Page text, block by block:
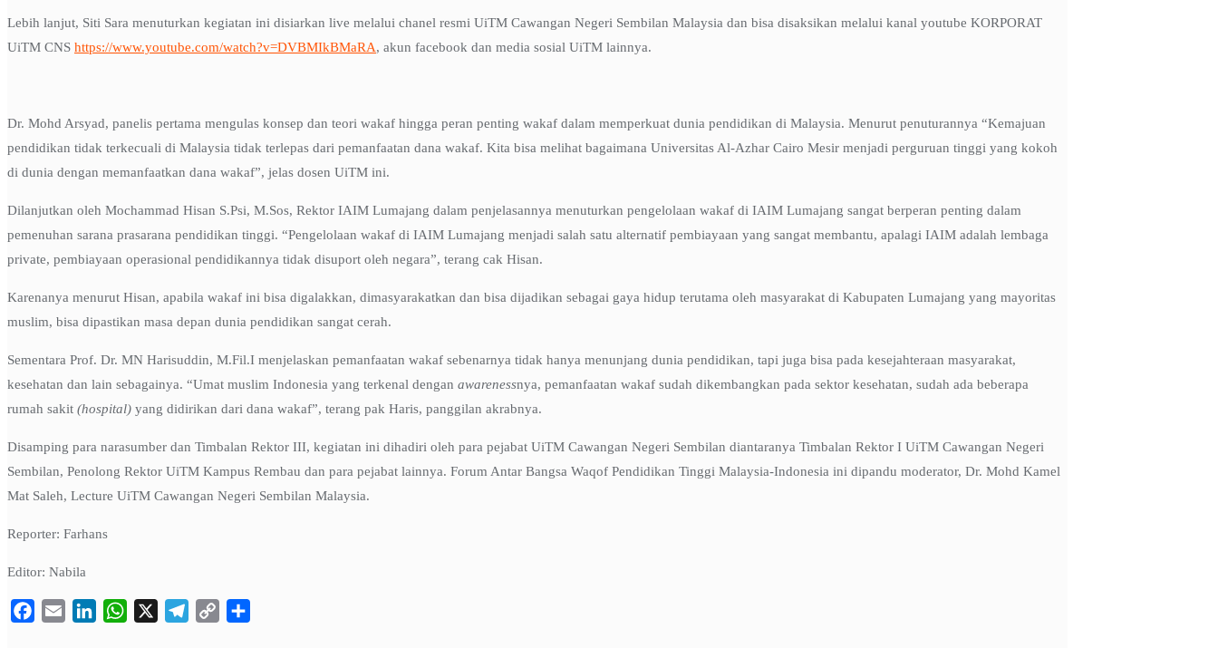
Lebih lanjut, Siti Sara menuturkan kegiatan ini disiarkan live melalui chanel resmi UiTM Cawangan Negeri Sembilan Malaysia dan bisa disaksikan melalui kanal youtube KORPORAT
UiTM CNS https://www.youtube.com/watch?v=DVBMIkBMaRA, akun facebook dan media sosial UiTM lainnya.
Dr. Mohd Arsyad, panelis pertama mengulas konsep dan teori wakaf hingga peran penting wakaf dalam memperkuat dunia pendidikan di Malaysia. Menurut penuturannya “Kemajuan
pendidikan tidak terkecuali di Malaysia tidak terlepas dari pemanfaatan dana wakaf. Kita bisa melihat bagaimana Universitas Al-Azhar Cairo Mesir menjadi perguruan tinggi yang kokoh
di dunia dengan memanfaatkan dana wakaf”, jelas dosen UiTM ini.
Dilanjutkan oleh Mochammad Hisan S.Psi, M.Sos, Rektor IAIM Lumajang dalam penjelasannya menuturkan pengelolaan wakaf di IAIM Lumajang sangat berperan penting dalam
pemenuhan sarana prasarana pendidikan tinggi. “Pengelolaan wakaf di IAIM Lumajang menjadi salah satu alternatif pembiayaan yang sangat membantu, apalagi IAIM adalah lembaga
private, pembiayaan operasional pendidikannya tidak disuport oleh negara”, terang cak Hisan.
Karenanya menurut Hisan, apabila wakaf ini bisa digalakkan, dimasyarakatkan dan bisa dijadikan sebagai gaya hidup terutama oleh masyarakat di Kabupaten Lumajang yang mayoritas
muslim, bisa dipastikan masa depan dunia pendidikan sangat cerah.
Sementara Prof. Dr. MN Harisuddin, M.Fil.I menjelaskan pemanfaatan wakaf sebenarnya tidak hanya menunjang dunia pendidikan, tapi juga bisa pada kesejahteraan masyarakat,
kesehatan dan lain sebagainya. “Umat muslim Indonesia yang terkenal dengan awarenessnya, pemanfaatan wakaf sudah dikembangkan pada sektor kesehatan, sudah ada beberapa
rumah sakit (hospital) yang didirikan dari dana wakaf”, terang pak Haris, panggilan akrabnya.
Disamping para narasumber dan Timbalan Rektor III, kegiatan ini dihadiri oleh para pejabat UiTM Cawangan Negeri Sembilan diantaranya Timbalan Rektor I UiTM Cawangan Negeri
Sembilan, Penolong Rektor UiTM Kampus Rembau dan para pejabat lainnya. Forum Antar Bangsa Waqof Pendidikan Tinggi Malaysia-Indonesia ini dipandu moderator, Dr. Mohd Kamel
Mat Saleh, Lecture UiTM Cawangan Negeri Sembilan Malaysia.
Reporter: Farhans
Editor: Nabila
Facebook
Email LinkedInWhatsApp Telegram
Copy